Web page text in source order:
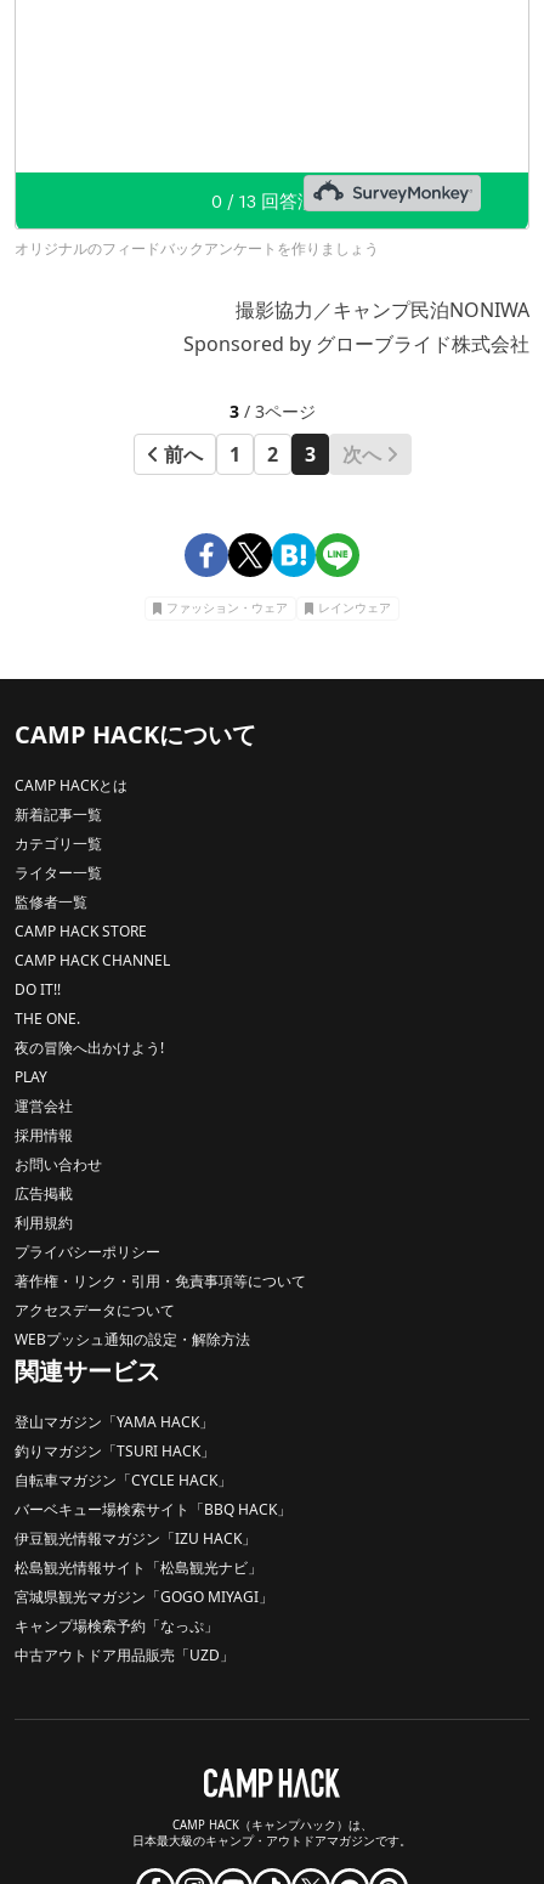
オリジナルのフィードバックアンケートを作りましょう
撮影協力／キャンプ民泊NONIWA
Sponsored by グローブライド株式会社
3/ 3ページ
前へ 1 2 3 次へ
ファッション・ウェア レインウェア
CAMP HACKについて
CAMP HACKとは
新着記事一覧
カテゴリ一覧
ライター一覧
監修者一覧
CAMP HACK STORE
CAMP HACK CHANNEL
DO IT!!
THE ONE.
夜の冒険へ出かけよう!
PLAY
運営会社
採用情報
お問い合わせ
広告掲載
利用規約
プライバシーポリシー
著作権・リンク・引用・免責事項等について
アクセスデータについて
WEBプッシュ通知の設定・解除方法
関連サービス
登山マガジン「YAMA HACK」
釣りマガジン「TSURI HACK」
自転車マガジン「CYCLE HACK」
バーベキュー場検索サイト「BBQ HACK」
伊豆観光情報マガジン「IZU HACK」
松島観光情報サイト「松島観光ナビ」
宮城県観光マガジン「GOGO MIYAGI」
キャンプ場検索予約「なっぷ」
中古アウトドア用品販売「UZD」
CAMP HACK（キャンプハック）は、
日本最大級のキャンプ・アウトドアマガジンです。